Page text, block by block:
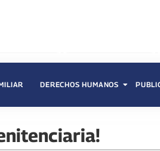
DERECHOS HUMANOS